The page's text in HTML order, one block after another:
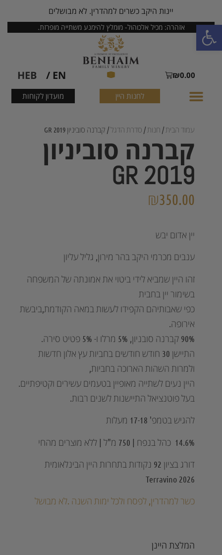
פתח סרגל נגישות
יינות היקב כשרים למהדרין. לא מבושלים
אזהרה: מכיל אלכוהול- מומלץ להימנע משתייה מופרזת.
₪0.00
EN /
HEB
לחנות היין מועדון לקוחות
עמוד הבית/ חנות/ סדרת הדגל/ קברנה סוביניון GR 2019
קברנה סוביניון
GR 2019
₪350.00
יין אדום יבש
ענבים מכרמי היקב בהר מירון, גליל עליון
זהו היין שמביא לידי ביטוי את אמונתה של המשפחה
בשימור יין בחבית
כפי שאבותיהם הקפידו לעשות במאה הקודמת,ביבשת
אירופה.
90% קברנה סובניון, 5% מרלו ו- 5% פטיט סירה.
התיישן 30 חודש חודשים בחביות עץ אלון חדשות
ולמרות השהות הארוכה בחביות,
היין נעים לשתייה מאופיין בטעמים עשירים וקטיפתיים.
בעל פוטנציאל התיישנות לשנים רבות.
להגיש בטמפ' 17-18 מעלות
14.6% כהל בנפח | 750 מ"ל | ללא מוצרים מהחי
דורג בציון 92 נקודות בתחרות היין הבינלאומית
Terravino 2026
כשר למהדרין, לפסח ולכל ימות השנה .לא מבושל
המלצת היינן